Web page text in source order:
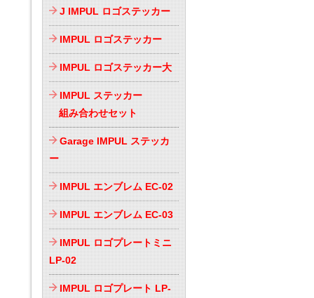
J IMPUL ロゴステッカー
IMPUL ロゴステッカー
IMPUL ロゴステッカー大
IMPUL ステッカー
組み合わせセット
Garage IMPUL ステッカ
ー
IMPUL エンブレム EC-02
IMPUL エンブレム EC-03
IMPUL ロゴプレートミニ
LP-02
IMPUL ロゴプレート LP-